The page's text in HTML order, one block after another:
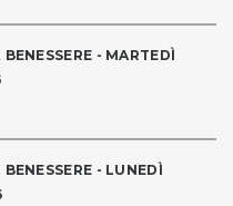
- MARTEDÌ
- LUNEDÌ